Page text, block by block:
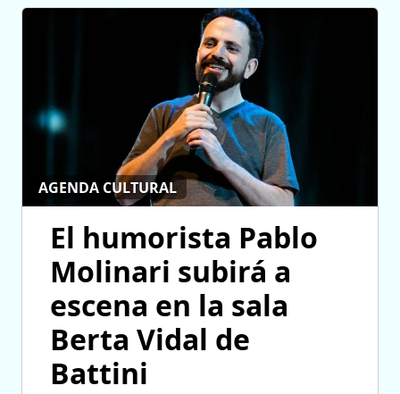
AGENDA CULTURAL
El humorista Pablo
Molinari subirá a
escena en la sala
Berta Vidal de
Battini